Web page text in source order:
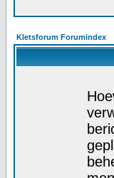
Kletsforum Forumindex